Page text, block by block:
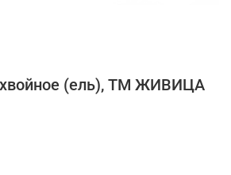
(ель), ТМ ЖИВИЦА